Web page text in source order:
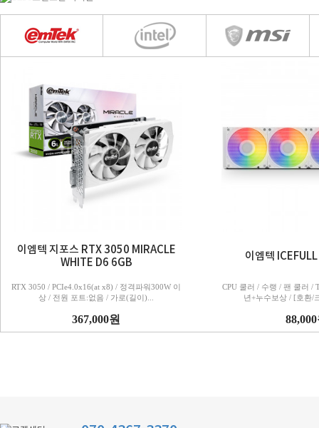
이엠텍 지포스 RTX 3050 MIRACLE
WHITE D6 6GB
RTX 3050 / PCIe4.0x16(at x8) / 정격파워300W 이
상 / 전원 포트:없음 / 가로(길이)...
367,000원
이엠텍
CPU 쿨러 / 수랭 / 팬 쿨러 /
년+누수보상 / [호환/